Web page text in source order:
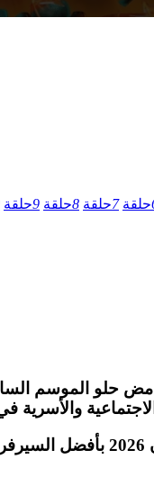
حلقة 7حلقة 8حلقة 9حلقة
والأسرية